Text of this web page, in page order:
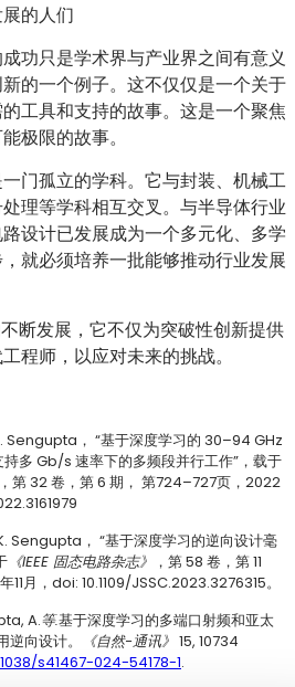
的人们
功只是学术界与产业界之间有意义
的一个例子。这不仅仅是一个关于
工具和支持的故事。这是一个聚焦
极限的故事。
门孤立的学科。它与封装、机械工
理等学科相互交叉。与半导体行业
设计已发展成为一个多元化、多学
就必须培养一批能够推动行业发展
断发展，它不仅为突破性创新提供
程师，以应对未来的挑战。
Sengupta， “基于深度学习的 30–94 GHz
多 Gb/s 速率下的多频段并行工作”，载于
，第 32 卷，第 6 期， 第724–727页，2022
Sengupta， “基于深度学习的逆向设计毫
《IEEE 固态电路杂志》 ，第 58 卷，第 11
月，doi: 10.1109/JSSC.2023.3276315。
A.等.基于深度学习的多端口射频和亚太
向设计。
《自然-通讯》 15, 10734
s41467-024-54178-1.